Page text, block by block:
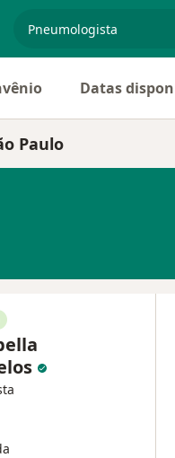
Datas
Paulo